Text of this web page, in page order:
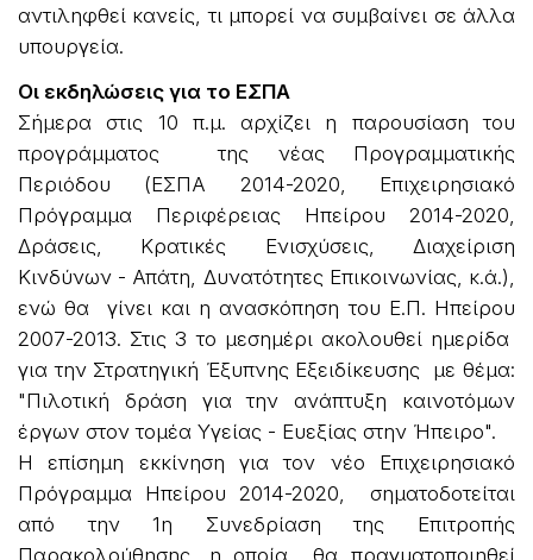
αντιληφθεί κανείς, τι μπορεί να συμβαίνει σε άλλα
υπουργεία.
Οι εκδηλώσεις για το ΕΣΠΑ
Σήμερα στις 10 π.μ. αρχίζει η παρουσίαση του
προγράμματος της νέας Προγραμματικής
Περιόδου (ΕΣΠΑ 2014-2020, Επιχειρησιακό
Πρόγραμμα Περιφέρειας Ηπείρου 2014-2020,
Δράσεις, Κρατικές Ενισχύσεις, Διαχείριση
Κινδύνων - Απάτη, Δυνατότητες Επικοινωνίας, κ.ά.),
ενώ θα γίνει και η ανασκόπηση του Ε.Π. Ηπείρου
2007-2013. Στις 3 το μεσημέρι ακολουθεί ημερίδα
για την Στρατηγική Έξυπνης Εξειδίκευσης με θέμα:
"Πιλοτική δράση για την ανάπτυξη καινοτόμων
έργων στον τομέα Υγείας - Ευεξίας στην Ήπειρο".
Η επίσημη εκκίνηση για τον νέο Επιχειρησιακό
Πρόγραμμα Ηπείρου 2014-2020, σηματοδοτείται
από την 1η Συνεδρίαση της Επιτροπής
Παρακολούθησης, η οποία θα πραγματοποιηθεί